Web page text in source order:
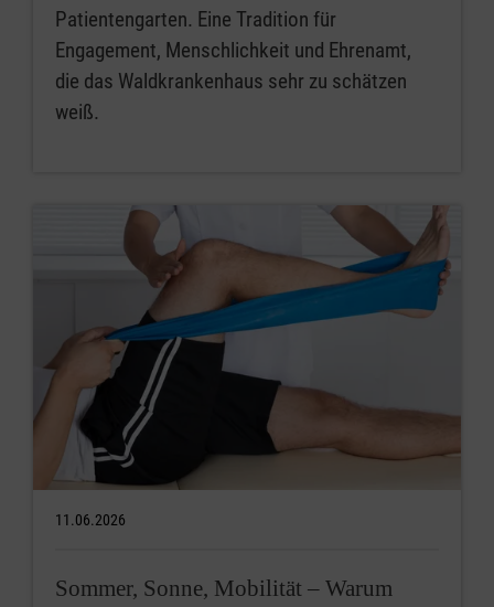
Patientengarten. Eine Tradition für
Engagement, Menschlichkeit und Ehrenamt,
die das Waldkrankenhaus sehr zu schätzen
weiß.
11.06.2026
Sommer, Sonne, Mobilität – Warum